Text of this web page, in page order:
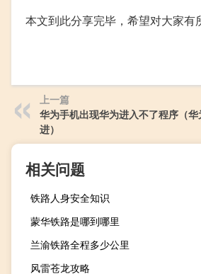
本文到此分享完毕，希望对大家有
上一篇
华为手机出现华为进入不了程序（
进）
相关问题
铁路人身安全知识
蒙华铁路是哪到哪里
兰渝铁路全程多少公里
风雷苍龙攻略